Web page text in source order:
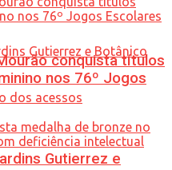
Gutierrez e
conquista títulos
nos 76º Jogos